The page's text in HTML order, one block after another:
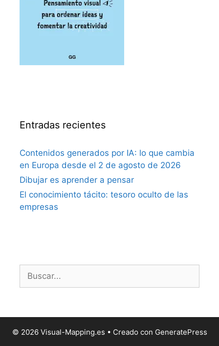
Entradas recientes
Contenidos generados por IA: lo que cambia
en Europa desde el 2 de agosto de 2026
Dibujar es aprender a pensar
El conocimiento tácito: tesoro oculto de las
empresas
© 2026 Visual-Mapping.es • Creado con GeneratePress